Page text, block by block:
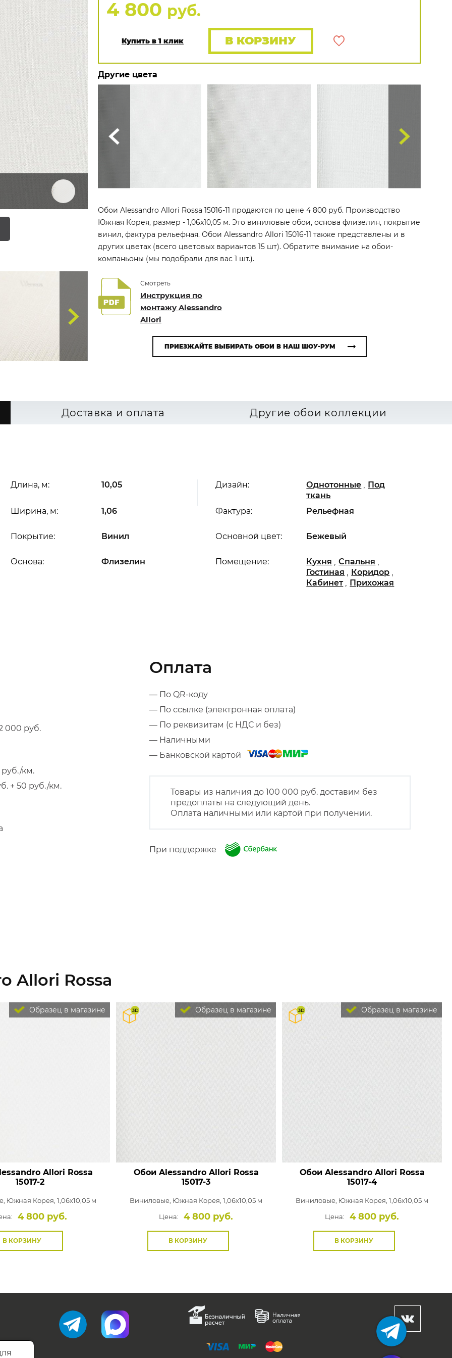
ПОКАЗАТЬ ВСЕ ОБОИ
4 800 руб.
Купить в 1 клик В КОРЗИНУ
Другие цвета
Обои Alessandro Allori Rossa 15016-11 продаются по цене 4 800 руб. Производство
Южная Корея, размер - 1,06x10,05 м. Это виниловые обои, основа флизелин, покрытие
винил, фактура рельефная. Обои Alessandro Allori 15016-11 также представлены и в
других цветах (всего цветовых вариантов 15 шт). Обратите внимание на обои-
компаньоны (мы подобрали для вас 1 шт.).
Смотреть
Инструкция по
монтажу Alessandro
Allori
ПРИЕЗЖАЙТЕ ВЫБИРАТЬ ОБОИ В НАШ ШОУ-РУМ
Доставка и оплата Другие обои коллекции
Длина, м: 10,05
Ширина, м: 1,06
Основной цвет: Бежевый
Дизайн: Однотонные , Под
ткань
Основа: Флизелин
Покрытие: Винил
Помещение: Кухня ,Спальня ,
Гостиная , Коридор ,
Кабинет , Прихожая
Фактура: Рельефная
000 руб.
км.
+ 50 руб./км.
Оплата
— По QR-коду
— По ссылке (электронная оплата)
— По реквизитам (с НДС и без)
— Наличными
— Банковской картой
Товары из наличия до 100 000 руб. доставим без
предоплаты на следующий день.
Оплата наличными или картой при получении.
При поддержке
Allori Rossa
Образец в магазине
Allori Rossa
15017-2
Южная Корея, 1,06x10,05 м
4 800 руб.
В КОРЗИНУ
Образец в магазине
Обои Alessandro Allori Rossa
15017-3
Виниловые, Южная Корея, 1,06x10,05 м
Цена:
4 800 руб.
В КОРЗИНУ
Образец в магазине
Обои Alessandro Allori Rossa
15017-4
Виниловые, Южная Корея, 1,06x10,05 м
Цена:
4 800 руб.
В КОРЗИНУ